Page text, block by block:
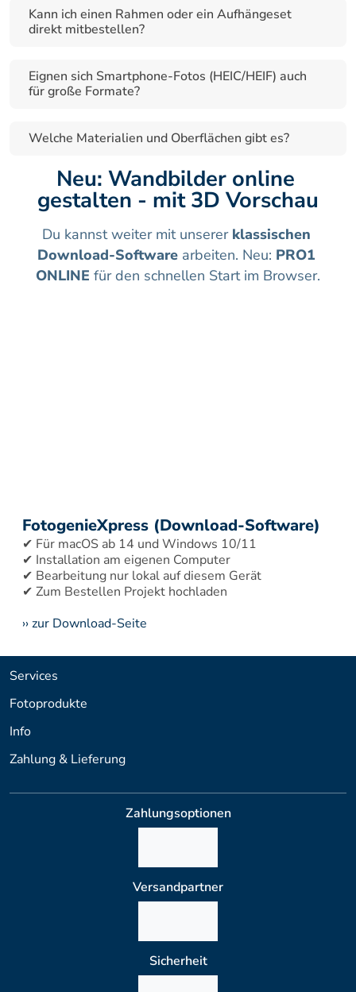
Kann ich einen Rahmen oder ein Aufhängeset
direkt mitbestellen?
Eignen sich Smartphone-Fotos (HEIC/HEIF) auch
für große Formate?
Welche Materialien und Oberflächen gibt es?
Neu: Wandbilder online
gestalten - mit 3D Vorschau
Du kannst weiter mit unserer klassischen
Download-Software arbeiten. Neu: PRO1
ONLINE für den schnellen Start im Browser.
FotogenieXpress (Download-Software)
✔ Für macOS ab 14 und Windows 10/11
✔ Installation am eigenen Computer
✔ Bearbeitung nur lokal auf diesem Gerät
›› zur Download-Seite
Services
Fotoprodukte
Info
Zahlung & Lieferung
Zahlungsoptionen
Versandpartner
Sicherheit